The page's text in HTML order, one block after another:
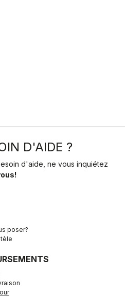
D'AIDE ?
d'aide, ne vous inquiétez
poser?